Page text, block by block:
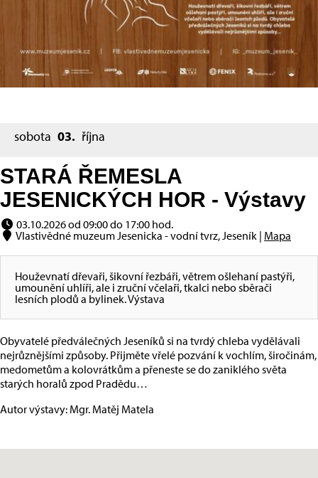
sobota 03. října
STARÁ ŘEMESLA
JESENICKÝCH HOR - Výstavy
03.10.2026 od 09:00 do 17:00 hod.
Vlastivědné muzeum Jesenicka - vodní tvrz, Jeseník | Mapa
Houževnatí dřevaři, šikovní řezbáři, větrem ošlehaní pastýři,
umounění uhlíři, ale i zruční včelaři, tkalci nebo sběrači
lesních plodů a bylinek. Výstava
Obyvatelé předválečných Jeseníků si na tvrdý chleba vydělávali
nejrůznějšími způsoby. Přijměte vřelé pozvání k vochlím, širočinám,
medometům a kolovrátkům a přeneste se do zaniklého světa
starých horalů zpod Pradědu…
Autor výstavy: Mgr. Matěj Matela